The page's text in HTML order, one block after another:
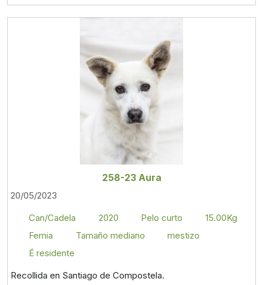
258-23 Aura
20/05/2023
Can/Cadela
2020 Pelo curto
15.00Kg
Femia
Tamaño mediano
mestizo
É residente
Recollida en Santiago de Compostela.